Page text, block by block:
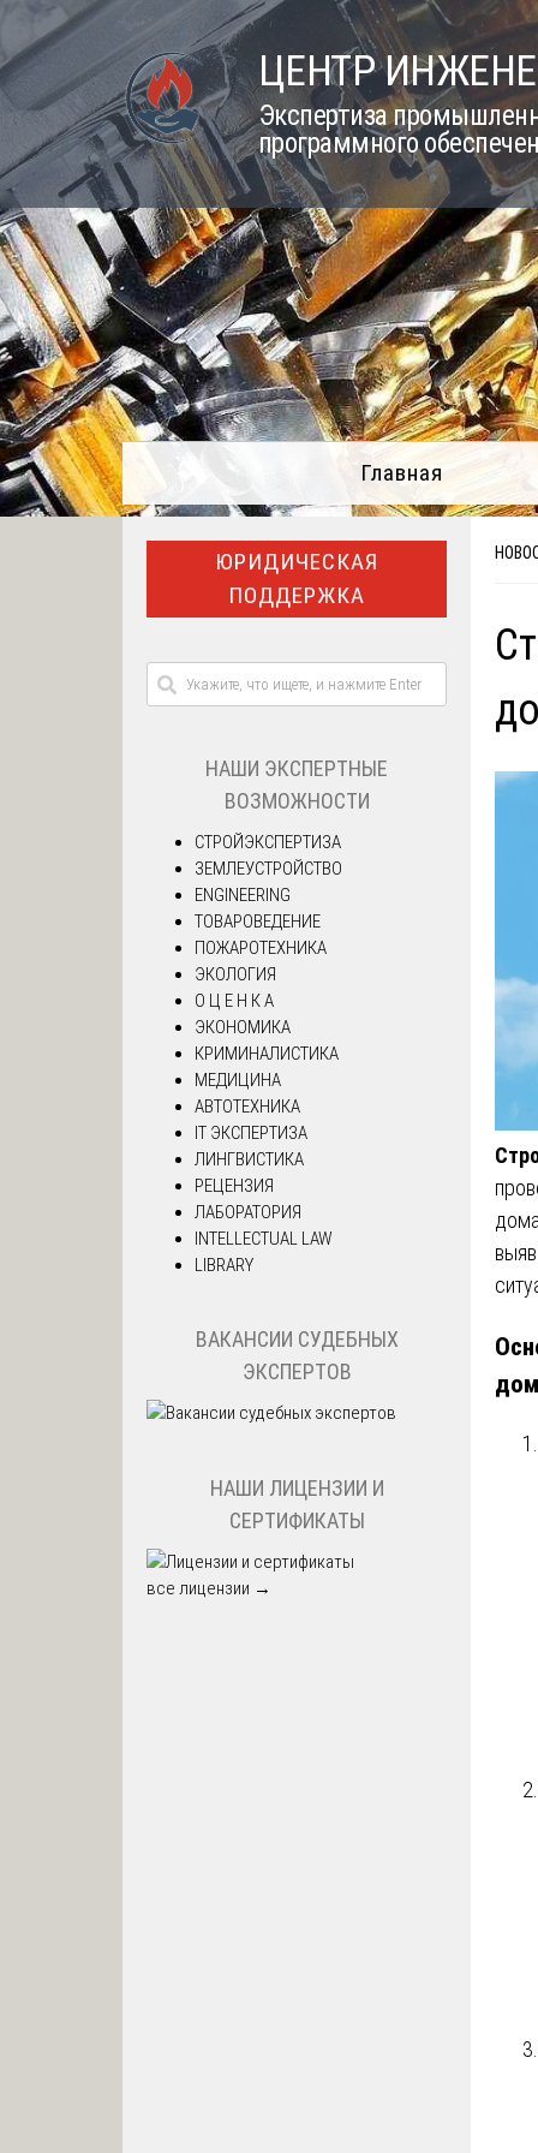
Skip
to
content
ЦЕНТР
Экспертиза
программного
Главная
ЮРИДИЧЕСКАЯ
ПОДДЕРЖКА
НАШИ ЭКСПЕРТНЫЕ
ВОЗМОЖНОСТИ
СТРОЙЭКСПЕРТИЗА
ЗЕМЛЕУСТРОЙСТВО
ENGINEERING
ТОВАРОВЕДЕНИЕ
ПОЖАРОТЕХНИКА
ЭКОЛОГИЯ
О Ц Е Н К А
ЭКОНОМИКА
КРИМИНАЛИСТИКА
МЕДИЦИНА
АВТОТЕХНИКА
IT ЭКСПЕРТИЗА
ЛИНГВИСТИКА
РЕЦЕНЗИЯ
ЛАБОРАТОРИЯ
INTELLECTUAL LAW
LIBRARY
ВАКАНСИИ СУДЕБНЫХ
ЭКСПЕРТОВ
НАШИ ЛИЦЕНЗИИ И
СЕРТИФИКАТЫ
все лицензии →